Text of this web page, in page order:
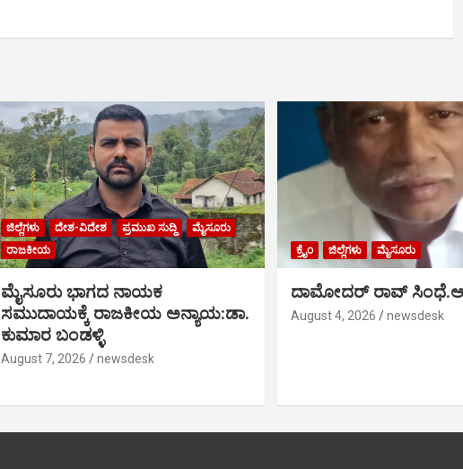
ಜಿಲ್ಲೆಗಳು ದೇಶ-ವಿದೇಶ ಪ್ರಮುಖ ಸುದ್ದಿ
ಮೈಸೂರು
ರಾಜಕೀಯ
ಮೈಸೂರು ಭಾಗದ ನಾಯಕ
ಸಮುದಾಯಕ್ಕೆ ರಾಜಕೀಯ ಅನ್ಯಾಯ:ಡಾ.
ಕುಮಾರ ಬಂಡಳ್ಳಿ
August 7, 2026 newsdesk
ಕ್ರೈಂ ಜಿಲ್ಲೆಗಳು ಮೈಸೂರು
ದಾಮೋದರ್ ರಾವ್
August 4, 2026 newsdesk